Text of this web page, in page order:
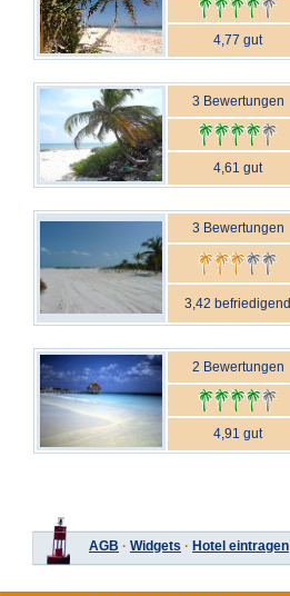
4,77 gut
3 Bewertungen
4,61 gut
3 Bewertungen
3,42 befriedigend
2 Bewertungen
4,91 gut
AGB · Widgets · Hotel eintragen